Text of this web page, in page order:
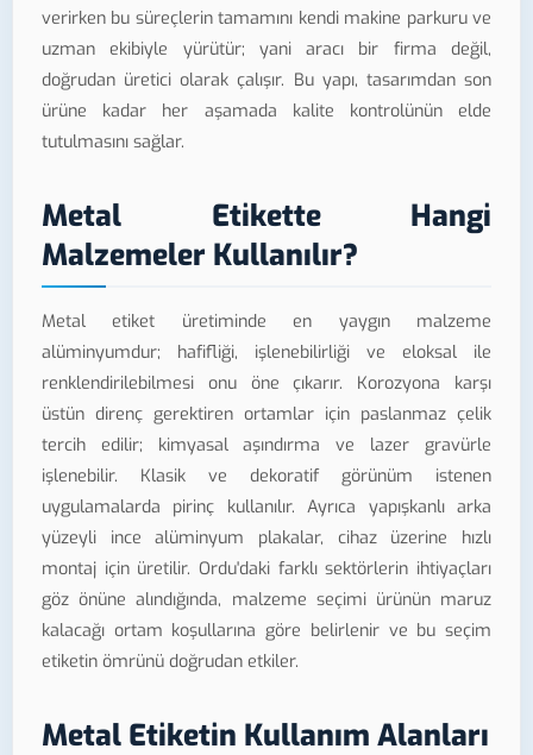
verirken bu süreçlerin tamamını kendi makine parkuru ve
uzman ekibiyle yürütür; yani aracı bir firma değil,
doğrudan üretici olarak çalışır. Bu yapı, tasarımdan son
ürüne kadar her aşamada kalite kontrolünün elde
tutulmasını sağlar.
Metal Etikette Hangi
Malzemeler Kullanılır?
Metal etiket üretiminde en yaygın malzeme
alüminyumdur; hafifliği, işlenebilirliği ve eloksal ile
renklendirilebilmesi onu öne çıkarır. Korozyona karşı
üstün direnç gerektiren ortamlar için paslanmaz çelik
tercih edilir; kimyasal aşındırma ve lazer gravürle
işlenebilir. Klasik ve dekoratif görünüm istenen
uygulamalarda pirinç kullanılır. Ayrıca yapışkanlı arka
yüzeyli ince alüminyum plakalar, cihaz üzerine hızlı
montaj için üretilir. Ordu'daki farklı sektörlerin ihtiyaçları
göz önüne alındığında, malzeme seçimi ürünün maruz
kalacağı ortam koşullarına göre belirlenir ve bu seçim
etiketin ömrünü doğrudan etkiler.
Metal Etiketin Kullanım Alanları